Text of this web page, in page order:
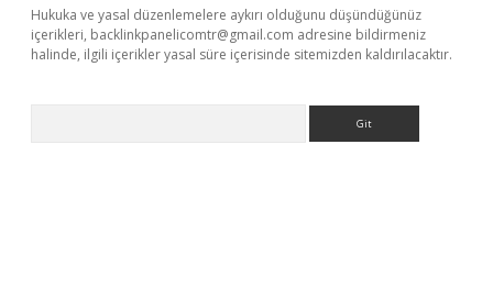
Hukuka ve yasal düzenlemelere aykırı olduğunu düşündüğünüz
içerikleri, backlinkpanelicomtr@gmail.com adresine bildirmeniz
halinde, ilgili içerikler yasal süre içerisinde sitemizden kaldırılacaktır.